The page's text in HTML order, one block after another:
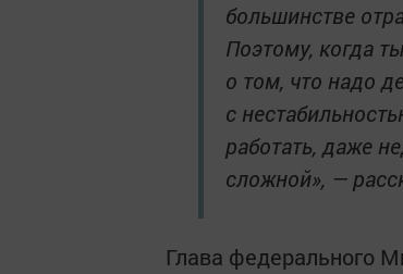
большинстве
Поэтому, когда
о том, что надо
с
работать, даже
сложной», —
Глава федерального